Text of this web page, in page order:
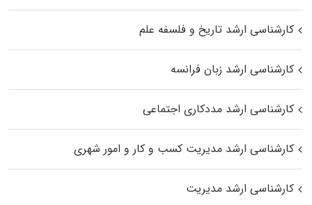
کارشناسی ارشد تاریخ و فلسفه علم
کارشناسی ارشد زبان فرانسه
کارشناسی ارشد مددکاری اجتماعی
کارشناسی ارشد مدیریت کسب و کار و امور شهری
کارشناسی ارشد مدیریت